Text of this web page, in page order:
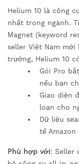
Helium 10 là công
nhất trong ngành.
Magnet (keyword
seller Việt Nam
trưởng, Helium 10
Gói Pro
nếu bạn
Giao diện
loạn cho
Dữ liệu
tế Amazon
Phù hợp với: Seller